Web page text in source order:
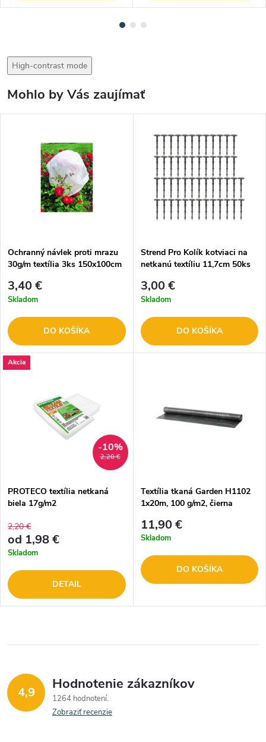
High-contrast mode
Mohlo by Vás zaujímať
Ochranný návlek proti mrazu
30g/m textília 3ks 150x100cm
3,40 €
Skladom
DO KOŠÍKA
Strend Pro Kolík kotviaci na
netkanú textíliu 11,7cm 50ks
3,00 €
Skladom
DO KOŠÍKA
Akcia
2,20 €
-10%
PROTECO textília netkaná
biela 17g/m2
2,20 €
od 1,98 €
Skladom
DETAIL
Textília tkaná Garden H1102
1x20m, 100 g/m2, čierna
11,90 €
Skladom
DO KOŠÍKA
4,9 Hodnotenie zákazníkov
1264 hodnotení
Zobraziť recenzie